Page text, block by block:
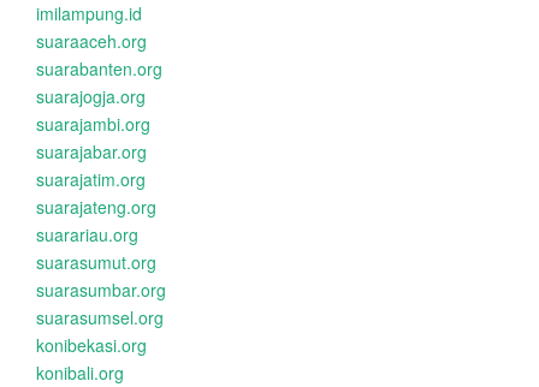
imilampung.id
suaraaceh.org
suarabanten.org
suarajogja.org
suarajambi.org
suarajabar.org
suarajatim.org
suarajateng.org
suarariau.org
suarasumut.org
suarasumbar.org
suarasumsel.org
konibekasi.org
konibali.org